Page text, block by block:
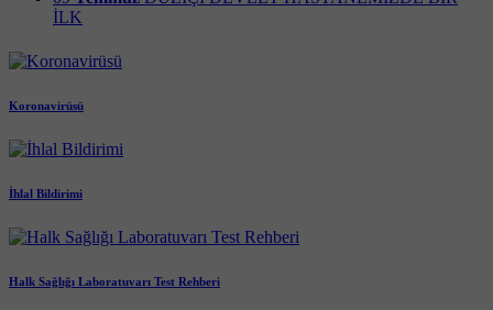
İLK
Koronavirüsü
İhlal Bildirimi
Halk Sağlığı Laboratuvarı Test Rehberi